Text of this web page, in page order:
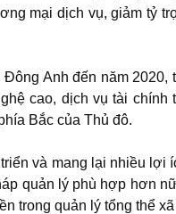
mại dịch vụ, giảm tỷ
Anh đến năm 2020,
cao, dịch vụ tài
Bắc của Thủ đô.
và mang lại nhiều lợi
quản lý phù hợp hơn
trong quản lý tổng thể xã